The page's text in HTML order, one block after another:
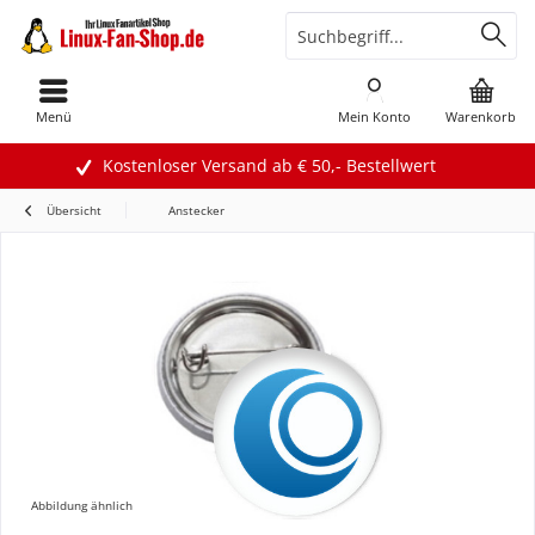
Kostenloser Versand ab € 50,- Bestellwert
Warenkorb
Mein Konto
Menü
Übersicht Anstecker
Abbildung ähnlich